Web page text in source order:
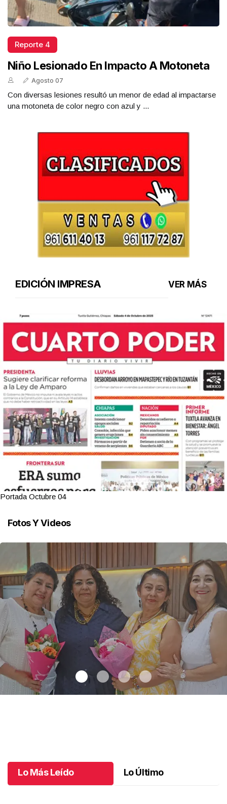
Reporte 4
Niño Lesionado En Impacto A Motoneta
Agosto 07
Con diversas lesiones resultó un menor de edad al impactarse
una motoneta de color negro con azul y ...
EDICIÓN IMPRESA VER MÁS
Portada Octubre 04
Fotos Y Videos
Lo Más Leído Lo Último